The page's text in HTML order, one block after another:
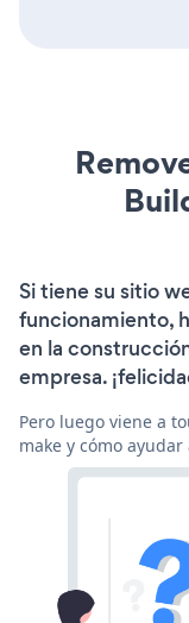
Si tiene su sitio
funcionamiento,
en la
empresa.
Pero luego viene a
make y cómo